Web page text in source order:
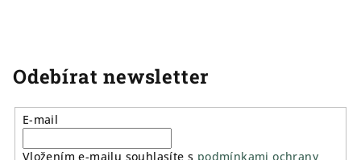
Odebírat newsletter
E-mail
Vložením e-mailu souhlasíte s podmínkami ochrany